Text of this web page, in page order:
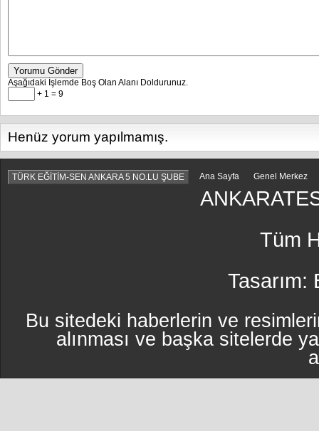
Yorumu Gönder
Aşağıdaki İşlemde Boş Olan Alanı Doldurunuz.
+ 1 = 9
Henüz yorum yapılmamış.
TÜRK EĞİTİM-SEN ANKARA 5 NO.LU ŞUBE Ana Sayfa Genel Merkez
Tüm
Tasarım:
Bu sitedeki haberlerin ve
alınması ve başka sitelerde